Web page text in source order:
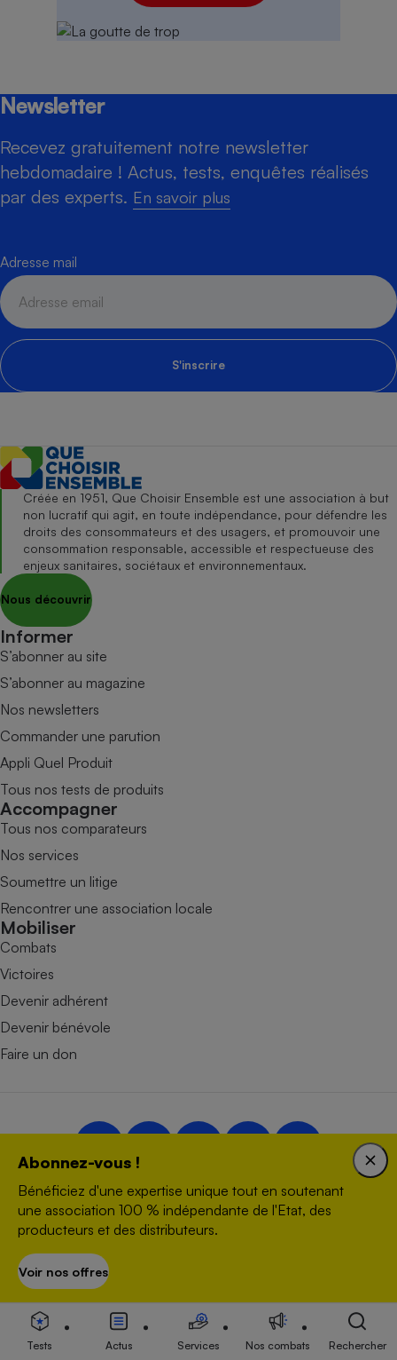
Newsletter
Recevez gratuitement notre newsletter
hebdomadaire ! Actus, tests, enquêtes réalisés
par des experts. En savoir plus
Adresse mail
S'inscrire
Abonnez-vous !
Bénéficiez d'une expertise unique tout en soutenant
une association 100 % indépendante de l'Etat, des
producteurs et des distributeurs.
Voir nos offres
Créée en 1951, Que Choisir Ensemble est une association à but
non lucratif qui agit, en toute indépendance, pour défendre les
droits des consommateurs et des usagers, et promouvoir une
consommation responsable, accessible et respectueuse des
enjeux sanitaires, sociétaux et environnementaux.
Nous découvrir
Informer
S’abonner au site
S’abonner au magazine
Nos newsletters
Commander une parution
Appli Quel Produit
Tous nos tests de produits
Accompagner
Tous nos comparateurs
Nos services
Soumettre un litige
Rencontrer une association locale
Mobiliser
Combats
Victoires
Devenir adhérent
Devenir bénévole
Faire un don
Nous contacter
Données personnelles
Plan du site
Newsletter
Conditions générales
Paramétrer les traceurs
Tests Actus Services Nos combats Rechercher